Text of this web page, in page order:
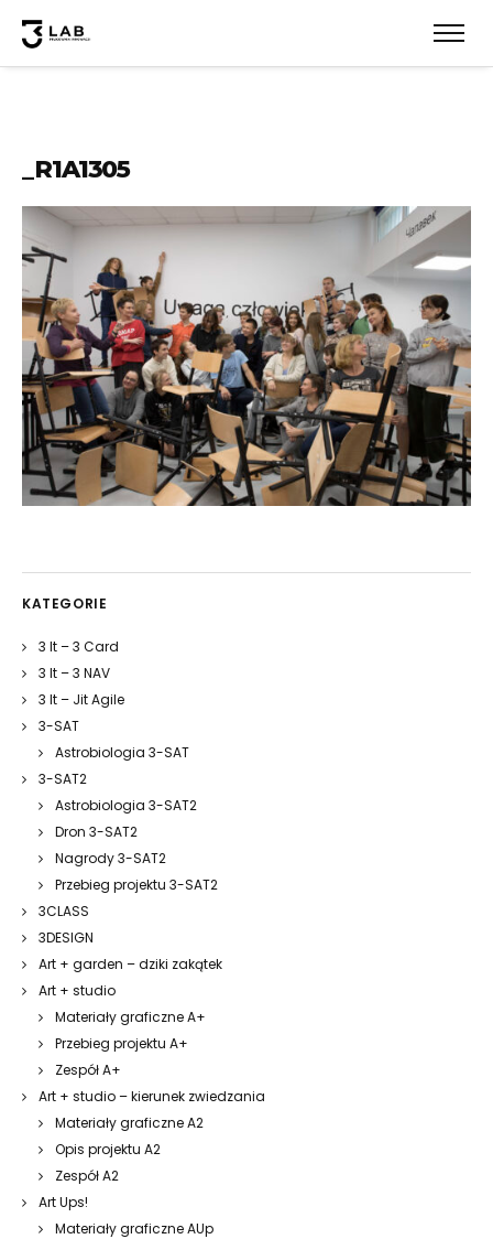
_R1A1305
KATEGORIE
3 It – 3 Card
3 It – 3 NAV
3 It – Jit Agile
3-SAT
Astrobiologia 3-SAT
3-SAT2
Astrobiologia 3-SAT2
Dron 3-SAT2
Nagrody 3-SAT2
Przebieg projektu 3-SAT2
3CLASS
3DESIGN
Art + garden – dziki zakątek
Art + studio
Materiały graficzne A+
Przebieg projektu A+
Zespół A+
Art + studio – kierunek zwiedzania
Materiały graficzne A2
Opis projektu A2
Zespół A2
Art Ups!
Materiały graficzne AUp